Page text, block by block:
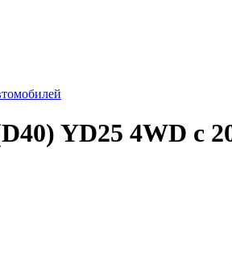
YD25 4WD с